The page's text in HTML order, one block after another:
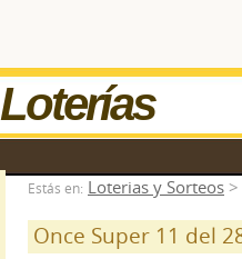
Loterías
Estás en: Loterias y Sorteos >
Once Super 11 del